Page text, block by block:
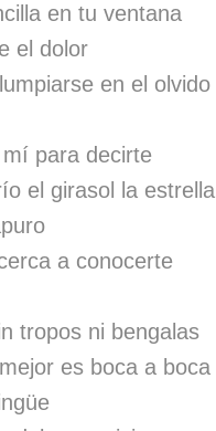
en tu ventana
el dolor
en el olvido
para decirte
el girasol la estrella
a conocerte
tropos ni bengalas
es boca a boca